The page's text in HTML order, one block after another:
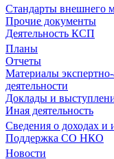
Стандарты внешнего
Прочие документы
Деятельность КСП
Планы
Отчеты
Материалы
деятельности
Доклады и
Иная деятельность
Сведения о доходах и
Поддержка СО НКО
Новости